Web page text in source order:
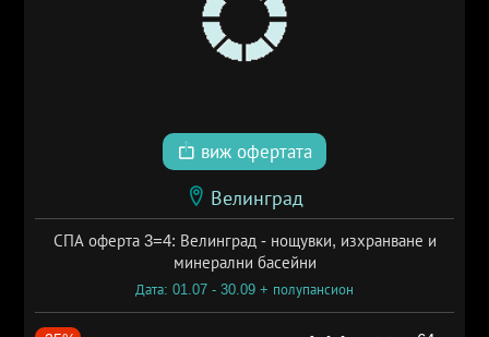
виж офертата
Велинград
СПА оферта 3=4: Велинград - нощувки, изхранване и
минерални басейни
Дата: 01.07 - 30.09 + полупансион